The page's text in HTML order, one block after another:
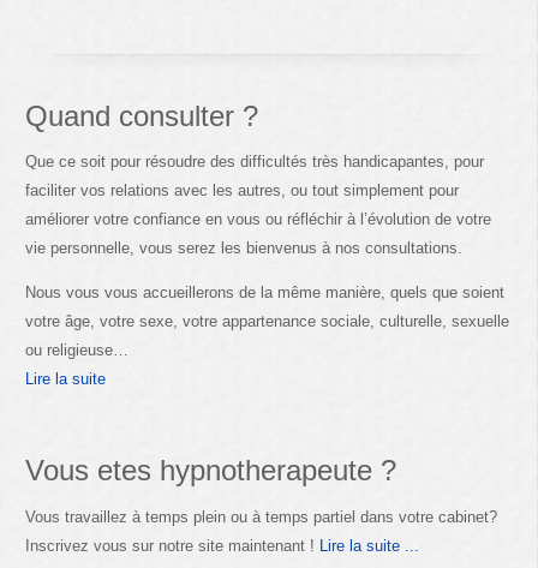
Quand consulter ?
Que ce soit pour résoudre des difficultés très handicapantes, pour
faciliter vos relations avec les autres, ou tout simplement pour
améliorer votre confiance en vous ou réfléchir à l’évolution de votre
vie personnelle, vous serez les bienvenus à nos consultations.
Nous vous vous accueillerons de la même manière, quels que soient
votre âge, votre sexe, votre appartenance sociale, culturelle, sexuelle
ou religieuse…
Lire la suite
Vous etes hypnotherapeute ?
Vous travaillez à temps plein ou à temps partiel dans votre cabinet?
Inscrivez vous sur notre site maintenant ! Lire la suite ...